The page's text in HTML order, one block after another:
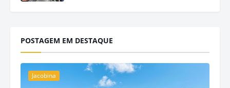
POSTAGEM EM DESTAQUE
Jacobina